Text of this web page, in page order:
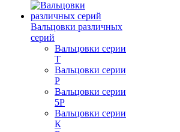
Вальцовки различных
серий
Вальцовки серии
Т
Вальцовки серии
Р
Вальцовки серии
5Р
Вальцовки серии
К